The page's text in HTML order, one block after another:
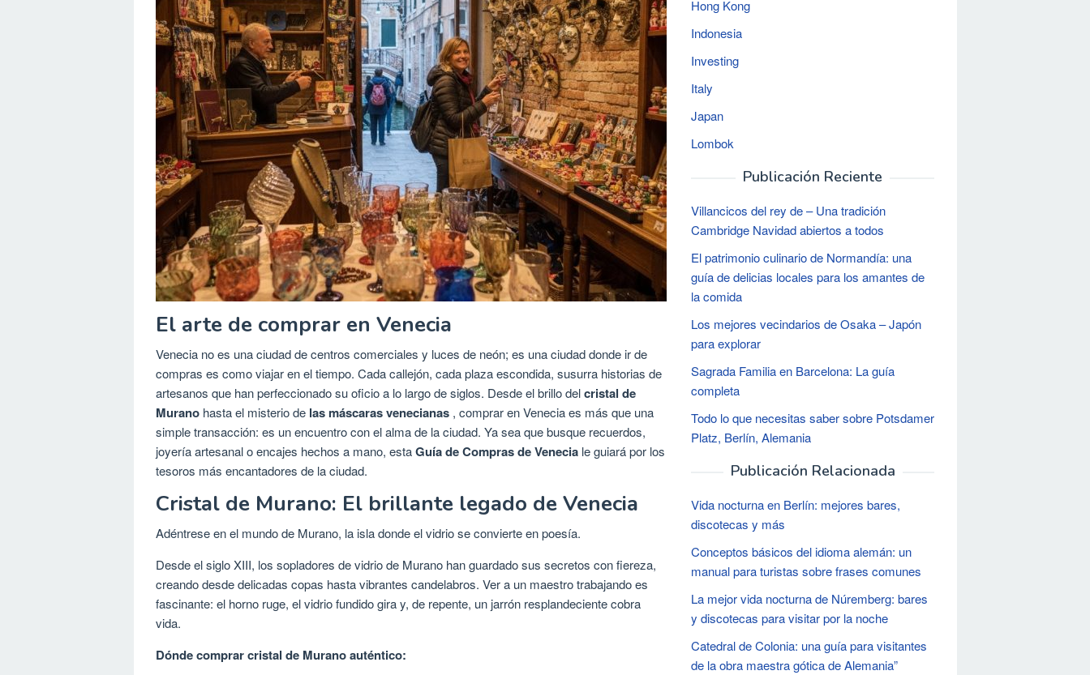
El arte de comprar en Venecia
Venecia no es una ciudad de centros comerciales y luces de neón; es una ciudad donde ir de
compras es como viajar en el tiempo. Cada callejón, cada plaza escondida, susurra historias de
artesanos que han perfeccionado su oficio a lo largo de siglos. Desde el brillo delcristal de
Murano hasta el misterio de las máscaras venecianas , comprar en Venecia es más que una
simple transacción: es un encuentro con el alma de la ciudad. Ya sea que busque recuerdos,
joyería artesanal o encajes hechos a mano, estaGuía de Compras de Venecia le guiará por los
tesoros más encantadores de la ciudad.
Cristal de Murano: El brillante legado de Venecia
Adéntrese en el mundo de Murano, la isla donde el vidrio se convierte en poesía.
Desde el siglo XIII, los sopladores de vidrio de Murano han guardado sus secretos con fiereza,
creando desde delicadas copas hasta vibrantes candelabros. Ver a un maestro trabajando es
fascinante: el horno ruge, el vidrio fundido gira y, de repente, un jarrón resplandeciente cobra
vida.
Dónde comprar cristal de Murano auténtico:
Hong Kong
Indonesia
Investing
Italy
Japan
Lombok
Publicación Reciente
Villancicos del rey de – Una tradición
Cambridge Navidad abiertos a todos
El patrimonio culinario de Normandía: una
guía de delicias locales para los amantes de
la comida
Los mejores vecindarios de Osaka – Japón
para explorar
Sagrada Familia en Barcelona: La guía
completa
Todo lo que necesitas saber sobre Potsdamer
Platz, Berlín, Alemania
Publicación Relacionada
Vida nocturna en Berlín: mejores bares,
discotecas y más
Conceptos básicos del idioma alemán: un
manual para turistas sobre frases comunes
La mejor vida nocturna de Núremberg: bares
y discotecas para visitar por la noche
Catedral de Colonia: una guía para visitantes
de la obra maestra gótica de Alemania”